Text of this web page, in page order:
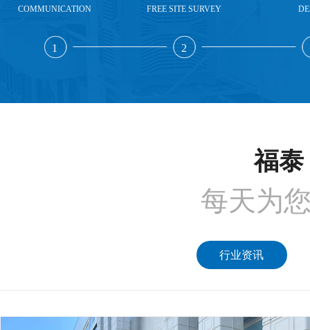
COMMUNICATION
1
FREE SITE SURVEY
2
福泰
每天为
行业资讯